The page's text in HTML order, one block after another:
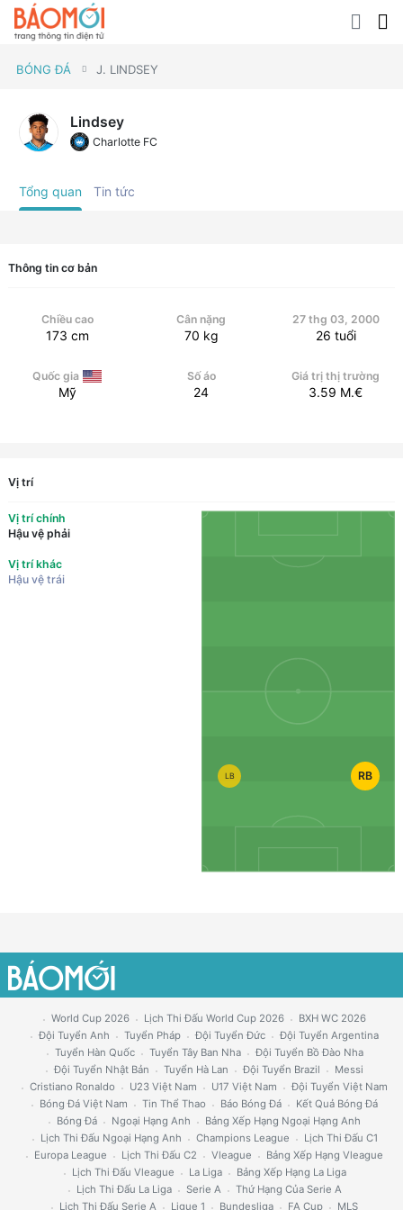
BÓNG ĐÁ J. LINDSEY
Lindsey
Charlotte FC
Tổng quan Tin tức
Thông tin cơ bản
Chiều cao
173 cm
Cân nặng
70 kg
27 thg 03, 2000
26 tuổi
Quốc gia
Mỹ
Số áo
24
Giá trị thị trường
3.59 M.€
Vị trí
Vị trí chính
Hậu vệ phải
Vị trí khác
Hậu vệ trái
RB
LB
World Cup 2026 Lịch Thi Đấu World Cup 2026
BXH WC 2026
Đội Tuyển Anh
Tuyển Pháp Đội Tuyển Đức
Đội Tuyển Argentina
Tuyển Hàn Quốc
Tuyển Tây Ban Nha
Đội Tuyển Bồ Đào Nha
Đội Tuyển Nhật Bản
Tuyển Hà Lan Đội Tuyển Brazil
Messi
Cristiano Ronaldo
U23 Việt Nam U17 Việt Nam
Đội Tuyển Việt Nam
Bóng Đá Việt Nam
Tin Thể Thao Báo Bóng Đá
Kết Quả Bóng Đá
Bóng Đá
Ngoại Hạng Anh
Bảng Xếp Hạng Ngoại Hạng Anh
Lịch Thi Đấu Ngoại Hạng Anh
Champions League
Lịch Thi Đấu C1
Europa League
Lịch Thi Đấu C2 Vleague
Bảng Xếp Hạng Vleague
Lịch Thi Đấu Vleague
La Liga
Bảng Xếp Hạng La Liga
Lịch Thi Đấu La Liga
Serie A
Thứ Hạng Của Serie A
Lịch Thi Đấu Serie A
Ligue 1 Bundesliga FA Cup MLS